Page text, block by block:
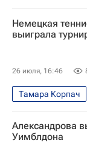
Немецкая
выиграла
26 июля, 16:46
Тамара Корпач
Женская
Александрова
Уимблдона